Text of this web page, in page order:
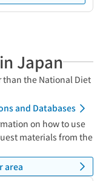
Japan
than the National Diet
and Databases
on how to use
materials from the
area